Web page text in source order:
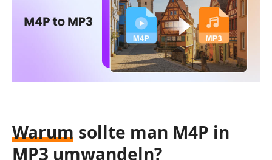
Warum sollte man M4P in
MP3 umwandeln?